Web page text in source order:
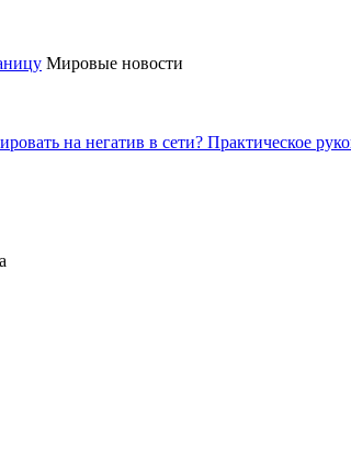
Мировые новости
на негатив в сети? Практическое